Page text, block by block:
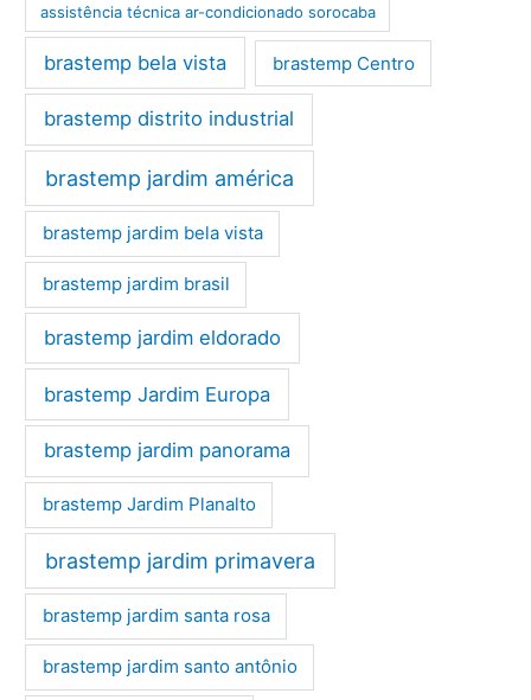
assistência técnica ar-condicionado sorocaba
brastemp bela vista brastemp Centro
brastemp distrito industrial
brastemp jardim américa
brastemp jardim bela vista
brastemp jardim brasil
brastemp jardim eldorado
brastemp Jardim Europa
brastemp jardim panorama
brastemp Jardim Planalto
brastemp jardim primavera
brastemp jardim santa rosa
brastemp jardim santo antônio